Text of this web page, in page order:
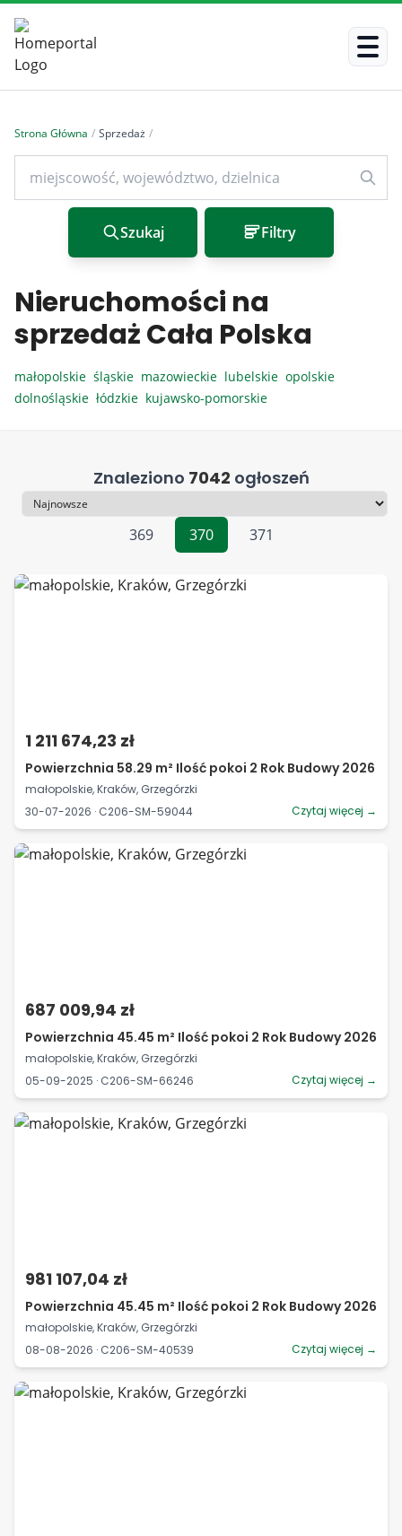
Strona Główna / Sprzedaż /
Szukaj Filtry
Nieruchomości na
sprzedaż Cała Polska
małopolskie śląskie mazowieckie lubelskie opolskie
dolnośląskie łódzkie kujawsko-pomorskie
Znaleziono 7042 ogłoszeń
Sortowanie
369
370 371
1 211 674,23 zł
Powierzchnia 58.29 m² Ilość pokoi 2 Rok Budowy 2026
małopolskie, Kraków, Grzegórzki
30-07-2026 · C206-SM-59044
Czytaj więcej →
687 009,94 zł
Powierzchnia 45.45 m² Ilość pokoi 2 Rok Budowy 2026
małopolskie, Kraków, Grzegórzki
05-09-2025 · C206-SM-66246
Czytaj więcej →
981 107,04 zł
Powierzchnia 45.45 m² Ilość pokoi 2 Rok Budowy 2026
małopolskie, Kraków, Grzegórzki
08-08-2026 · C206-SM-40539
Czytaj więcej →